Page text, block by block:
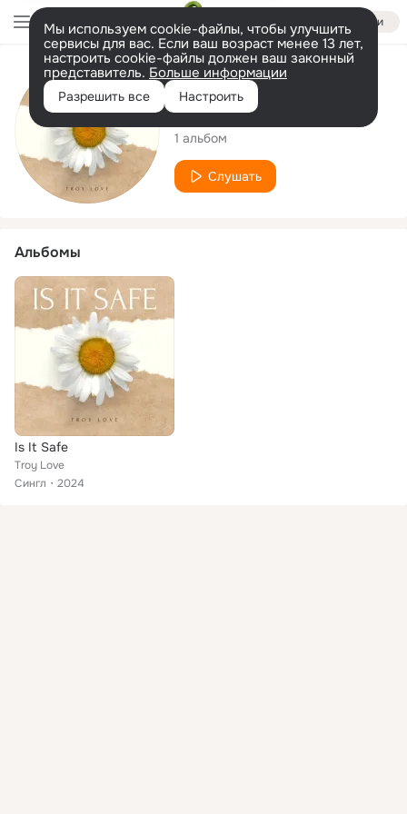
Войти
Мы используем cookie-файлы, чтобы улучшить
сервисы для вас. Если ваш возраст менее 13 лет,
настроить cookie-файлы должен ваш законный
представитель. Больше информации
Разрешить все Настроить
Исполнитель
Troy Love
1 альбом
Слушать
Альбомы
Is It Safe
Troy Love
Сингл
2024